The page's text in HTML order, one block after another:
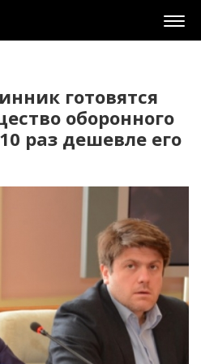
готовятся
оборонного
раз дешевле его